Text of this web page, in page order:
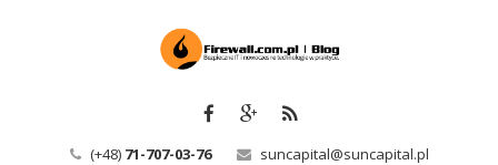
(+48) 71-707-03-76 suncapital@suncapital.pl